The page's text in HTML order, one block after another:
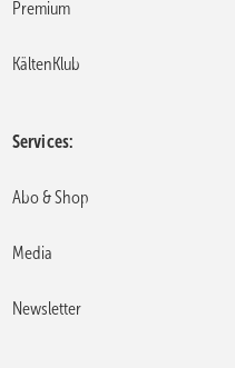
Druckvorschau
Premium
KältenKlub
Services
Abo & Shop
Media
Newsletter